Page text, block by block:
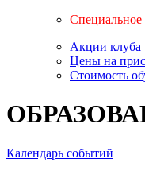
Акции клуба
Цены на
Стоимость
Календарь событий